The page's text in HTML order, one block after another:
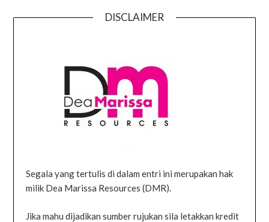
DISCLAIMER
Segala yang tertulis di dalam entri ini merupakan hak
milik Dea Marissa Resources (DMR).
Jika mahu dijadikan sumber rujukan sila letakkan kredit